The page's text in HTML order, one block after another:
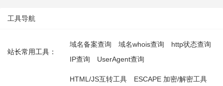
工具导航
站长常用工具：
域名备案查询 域名whois查询
http状态查询
IP查询
UserAgent查询
HTML/JS互转工具 ESCAPE 加密/解密工具